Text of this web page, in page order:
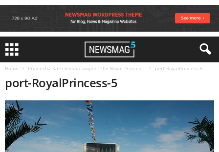
Home Princesha Kate leshon anijen “The Royal Princess” port-RoyalPrincess-5
port-RoyalPrincess-5